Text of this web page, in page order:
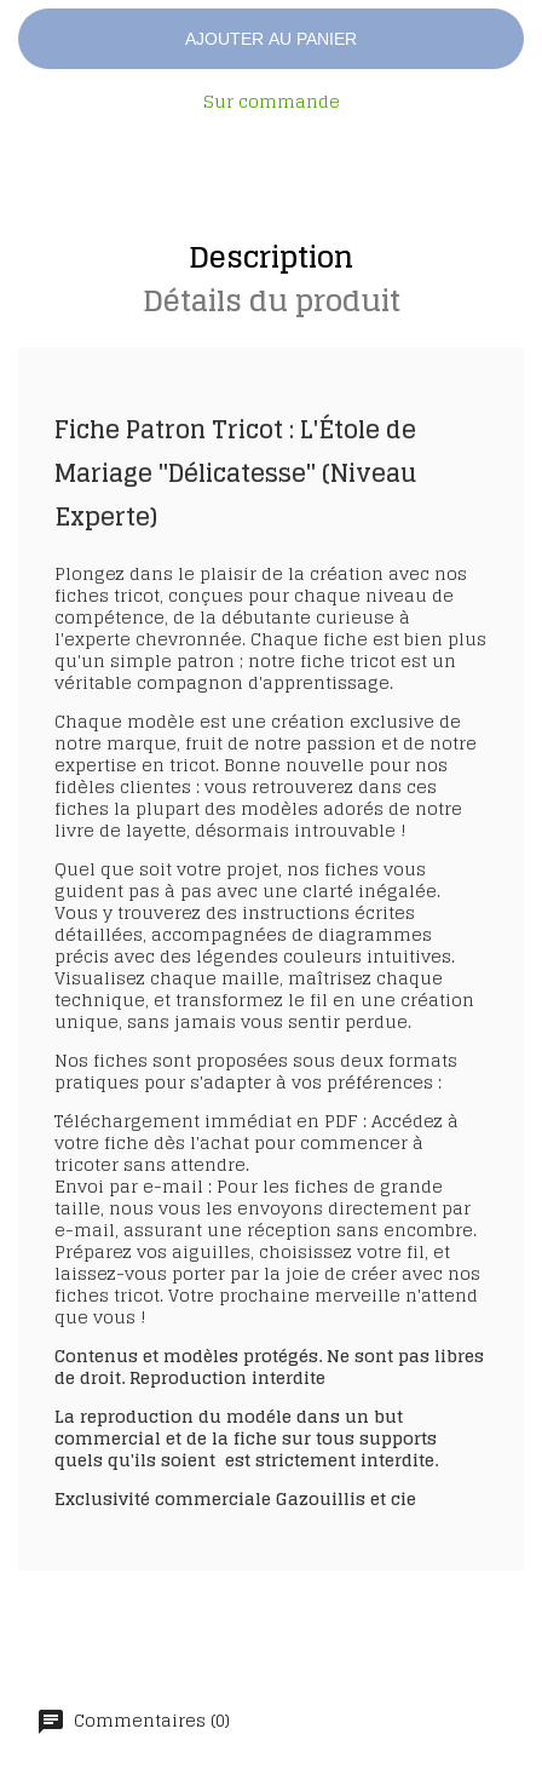
AJOUTER AU PANIER
Sur commande
Description
Détails du produit
Fiche Patron Tricot : L'Étole de
Mariage "Délicatesse" (Niveau
Experte)
Plongez dans le plaisir de la création avec nos
fiches tricot, conçues pour chaque niveau de
compétence, de la débutante curieuse à
l'experte chevronnée. Chaque fiche est bien plus
qu'un simple patron ; notre fiche tricot est un
véritable compagnon d'apprentissage.
Chaque modèle est une création exclusive de
notre marque, fruit de notre passion et de notre
expertise en tricot. Bonne nouvelle pour nos
fidèles clientes : vous retrouverez dans ces
fiches la plupart des modèles adorés de notre
livre de layette, désormais introuvable !
Quel que soit votre projet, nos fiches vous
guident pas à pas avec une clarté inégalée.
Vous y trouverez des instructions écrites
détaillées, accompagnées de diagrammes
précis avec des légendes couleurs intuitives.
Visualisez chaque maille, maîtrisez chaque
technique, et transformez le fil en une création
unique, sans jamais vous sentir perdue.
Nos fiches sont proposées sous deux formats
pratiques pour s'adapter à vos préférences :
Téléchargement immédiat en PDF : Accédez à
votre fiche dès l'achat pour commencer à
tricoter sans attendre.
Envoi par e-mail : Pour les fiches de grande
taille, nous vous les envoyons directement par
e-mail, assurant une réception sans encombre.
Préparez vos aiguilles, choisissez votre fil, et
laissez-vous porter par la joie de créer avec nos
fiches tricot. Votre prochaine merveille n'attend
que vous !
Contenus et modèles protégés. Ne sont pas libres
de droit. Reproduction interdite
La reproduction du modéle dans un but
commercial et de la fiche sur tous supports
quels qu'ils soient est strictement interdite.
Exclusivité commerciale Gazouillis et cie
Commentaires (0)